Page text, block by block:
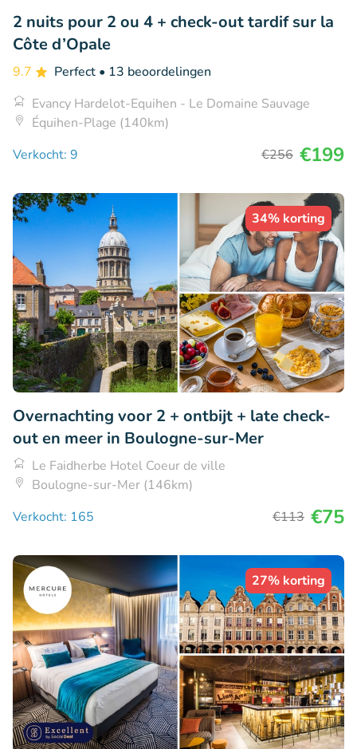
2 nuits pour 2 ou 4 + check-out tardif sur la
Côte d’Opale
9.7 Perfect • 13 beoordelingen
Evancy Hardelot-Equihen - Le Domaine Sauvage
Équihen-Plage (140km)
Verkocht: 9
€256 €199
34% korting
Overnachting voor 2 + ontbijt + late check-
out en meer in Boulogne-sur-Mer
Le Faidherbe Hotel Coeur de ville
Boulogne-sur-Mer (146km)
Verkocht: 165
€113 €75
27% korting